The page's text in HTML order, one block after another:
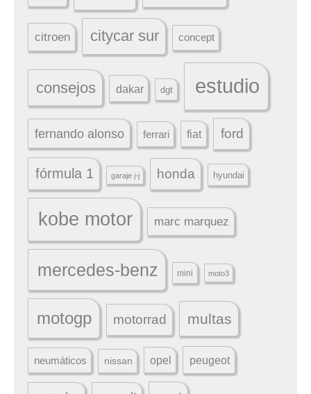
citroen citycar sur concept
consejos dakar dgt estudio
fernando alonso ferrari fiat ford
fórmula 1 garaje j-j honda hyundai
kobe motor marc marquez
mercedes-benz mini moto3
motogp motorrad multas
neumáticos nissan opel peugeot